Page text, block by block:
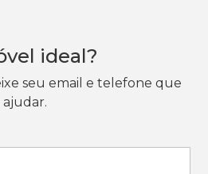
ideal?
seu email e telefone que
ajudar.